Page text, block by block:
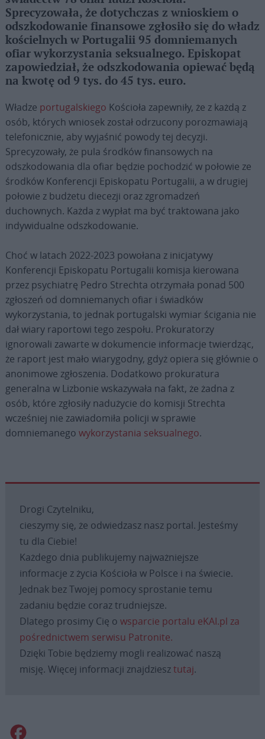
Sprecyzowała, że dotychczas z wnioskiem o
odszkodowanie finansowe zgłosiło się do władz
kościelnych w Portugalii 95 domniemanych
ofiar wykorzystania seksualnego. Episkopat
zapowiedział, że odszkodowania opiewać będą
na kwotę od 9 tys. do 45 tys. euro.
Władze portugalskiego Kościoła zapewniły, że z każdą z
osób, których wniosek został odrzucony porozmawiają
telefonicznie, aby wyjaśnić powody tej decyzji.
Sprecyzowały, że pula środków finansowych na
odszkodowania dla ofiar będzie pochodzić w połowie ze
środków Konferencji Episkopatu Portugalii, a w drugiej
połowie z budżetu diecezji oraz zgromadzeń
duchownych. Każda z wypłat ma być traktowana jako
indywidualne odszkodowanie.
Choć w latach 2022-2023 powołana z inicjatywy
Konferencji Episkopatu Portugalii komisja kierowana
przez psychiatrę Pedro Strechta otrzymała ponad 500
zgłoszeń od domniemanych ofiar i świadków
wykorzystania, to jednak portugalski wymiar ścigania nie
dał wiary raportowi tego zespołu. Prokuratorzy
ignorowali zawarte w dokumencie informacje twierdząc,
że raport jest mało wiarygodny, gdyż opiera się głównie o
anonimowe zgłoszenia. Dodatkowo prokuratura
generalna w Lizbonie wskazywała na fakt, że żadna z
osób, które zgłosiły nadużycie do komisji Strechta
wcześniej nie zawiadomiła policji w sprawie
domniemanego wykorzystania seksualnego.
Drogi Czytelniku,
cieszymy się, że odwiedzasz nasz portal. Jesteśmy
tu dla Ciebie!
Każdego dnia publikujemy najważniejsze
informacje z życia Kościoła w Polsce i na świecie.
Jednak bez Twojej pomocy sprostanie temu
zadaniu będzie coraz trudniejsze.
Dlatego prosimy Cię o wsparcie portalu eKAI.pl za
pośrednictwem serwisu Patronite.
Dzięki Tobie będziemy mogli realizować naszą
misję. Więcej informacji znajdziesztutaj.